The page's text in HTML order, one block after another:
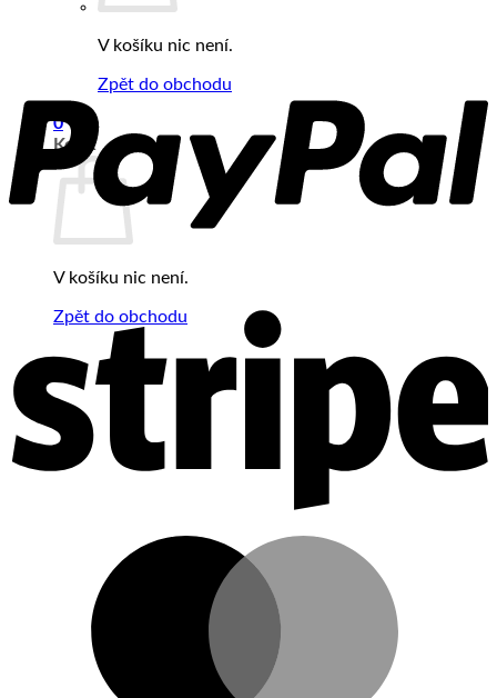
V košíku nic není.
Zpět do obchodu
0
Košík
V košíku nic není.
Zpět do obchodu